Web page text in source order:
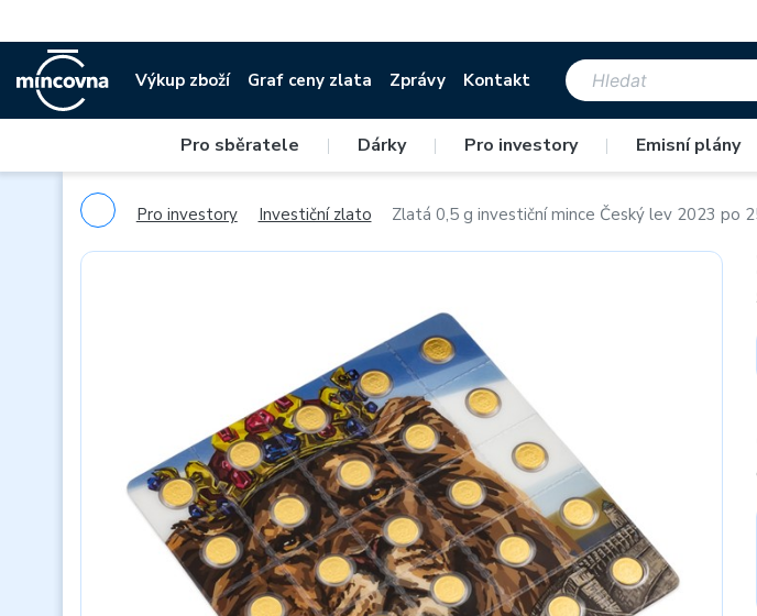
Výkup zboží Graf ceny zlata Zprávy Kontakt
Pro sběratele | Dárky | Pro investory | Emisní plány
Pro investory Investiční zlato Zlatá 0,5 g investiční mince Český lev 2023 po